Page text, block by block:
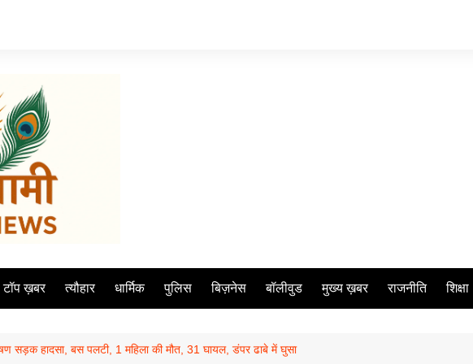
टॉप ख़बर त्यौहार धार्मिक पुलिस बिज़नेस बॉलीवुड मुख्य ख़बर राजनीति शिक्षा
सड़क हादसा, बस पलटी, 1 महिला की मौत, 31 घायल, डंपर ढाबे में घुसा